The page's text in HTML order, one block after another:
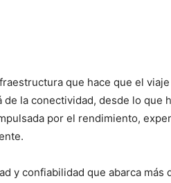
que hace que el
de la conectividad, desde lo que
por el rendimiento,
y confiabilidad que abarca más